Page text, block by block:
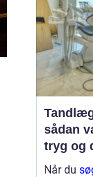
sådan
tryg og
Når du